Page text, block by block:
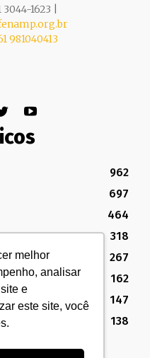
melhor
analisar
e
este site, você
1623 |
981040413
962
697
464
318
267
162
147
138